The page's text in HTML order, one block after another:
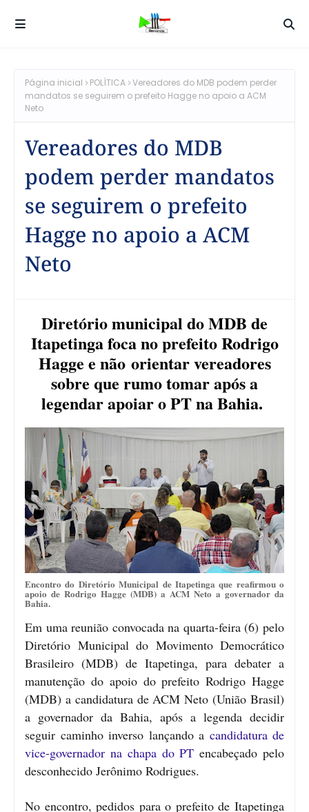
Página inicial POLÍTICA Vereadores do MDB podem perder
mandatos se seguirem o prefeito Hagge no apoio a ACM
Neto
Vereadores do MDB
podem perder mandatos
se seguirem o prefeito
Hagge no apoio a ACM
Neto
Diretório municipal do MDB de
Itapetinga foca no prefeito Rodrigo
Hagge e nãoorientar vereadores
sobre que rumo tomar após a
legendar apoiar o PT na Bahia.
Encontro do Diretório Municipal de Itapetinga que reafirmou o
apoio de Rodrigo Hagge (MDB) a ACM Neto a governador da
Bahia.
Em uma reunião convocada na quarta-feira (6) pelo
Diretório Municipal do Movimento Democrático
Brasileiro (MDB) de Itapetinga, para debater a
manutenção do apoio do prefeito Rodrigo Hagge
(MDB) a candidatura de ACM Neto (União Brasil)
a governador da Bahia, após a legenda decidir
seguir caminho inverso lançando a candidatura de
vice-governador na chapa do PT encabeçado pelo
desconhecido Jerônimo Rodrigues.
No encontro, pedidos para o prefeito de Itapetinga